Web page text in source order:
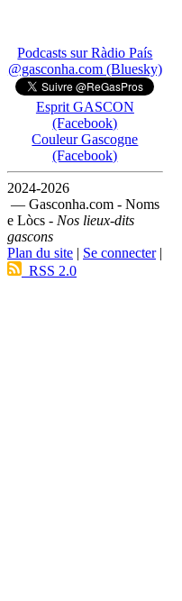
Podcasts sur Ràdio País
@gasconha.com (Bluesky)
Esprit GASCON
(Facebook)
Couleur Gascogne
(Facebook)
2024-2026
— Gasconha.com - Noms
e Lòcs - Nos lieux-dits
gascons
Plan du site | Se connecter|
RSS 2.0